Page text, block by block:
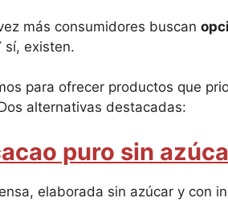
más consumidores buscan
sí, existen.
para ofrecer productos que
alternativas destacadas:
puro sin
elaborada sin azúcar y con